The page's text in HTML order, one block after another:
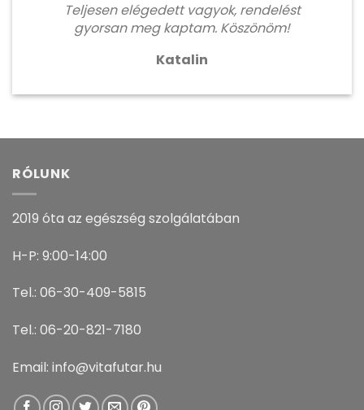
Teljesen elégedett vagyok, rendelést
gyorsan meg kaptam. Köszönöm!
Katalin
RÓLUNK
2019 óta az egészség szolgálatában
H-P: 9:00-14:00
Tel.: 06-30-409-5815
Tel.: 06-20-821-7180
Email: info@vitafutar.hu